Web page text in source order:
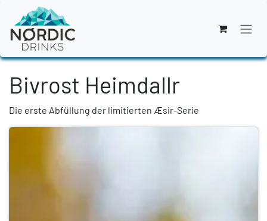
Zum Inhalt springen
Bivrost Heimdallr
Die erste Abfüllung der limitierten Æsir-Serie